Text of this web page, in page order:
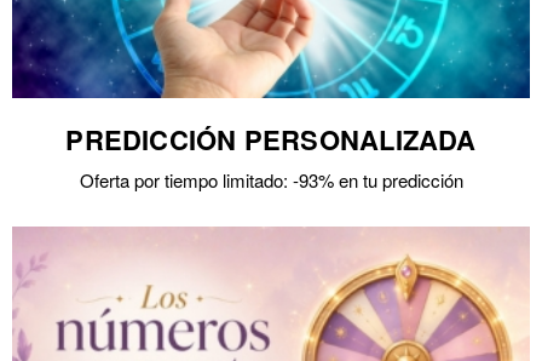
PREDICCIÓN PERSONALIZADA
Oferta por tiempo limitado: -93% en tu predicción